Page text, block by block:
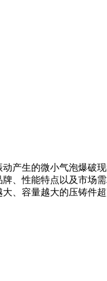
产生的微小气泡爆破
、性能特点以及市场
、容量越大的压铸件